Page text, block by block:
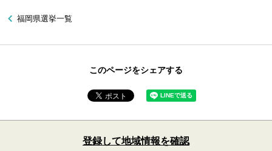
福岡県選挙一覧
このページをシェアする
登録して地域情報を確認